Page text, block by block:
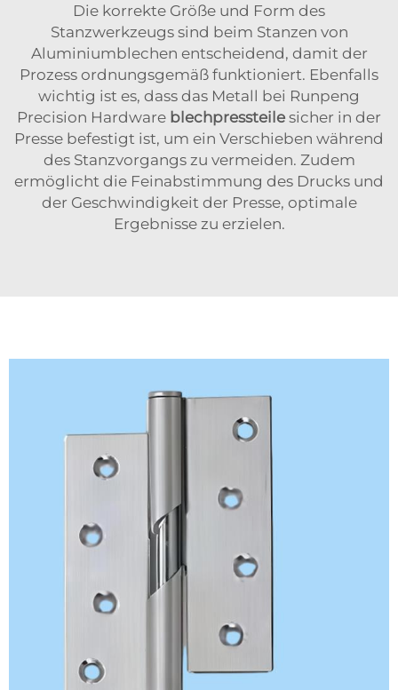
Die korrekte Größe und Form des
Stanzwerkzeugs sind beim Stanzen von
Aluminiumblechen entscheidend, damit der
Prozess ordnungsgemäß funktioniert. Ebenfalls
wichtig ist es, dass das Metall bei Runpeng
Precision Hardware blechpressteile sicher in der
Presse befestigt ist, um ein Verschieben während
des Stanzvorgangs zu vermeiden. Zudem
ermöglicht die Feinabstimmung des Drucks und
der Geschwindigkeit der Presse, optimale
Ergebnisse zu erzielen.